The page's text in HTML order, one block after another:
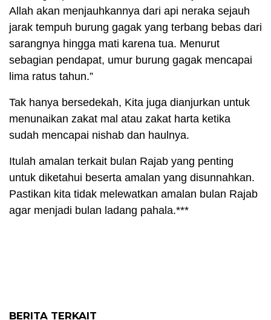
Allah akan menjauhkannya dari api neraka sejauh
jarak tempuh burung gagak yang terbang bebas dari
sarangnya hingga mati karena tua. Menurut
sebagian pendapat, umur burung gagak mencapai
lima ratus tahun.”
Tak hanya bersedekah, Kita juga dianjurkan untuk
menunaikan zakat mal atau zakat harta ketika
sudah mencapai nishab dan haulnya.
Itulah amalan terkait bulan Rajab yang penting
untuk diketahui beserta amalan yang disunnahkan.
Pastikan kita tidak melewatkan amalan bulan Rajab
agar menjadi bulan ladang pahala.***
BERITA TERKAIT